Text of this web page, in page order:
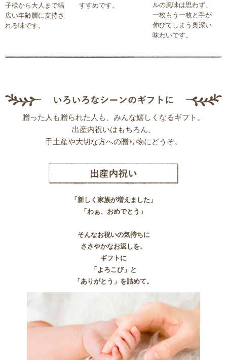
子様から大人まで幅
広い年齢層に支持さ
れる味です。
すすめです。
ルの風味は思わず、
一枚もう一枚と手が
伸びてしまう奥深い
味わいです。
贈った人も贈られた人も、 みんな嬉しくなるギフト。
出産内祝いはもちろん、
手土産や大切な方への贈り物にどうぞ。
「新しく家族が増えました」
「わぁ、おめでとう」
そんなお祝いの気持ちに
ささやかなお返しを。
ギフトに
「よろこび」と
「ありがとう」を詰めて。